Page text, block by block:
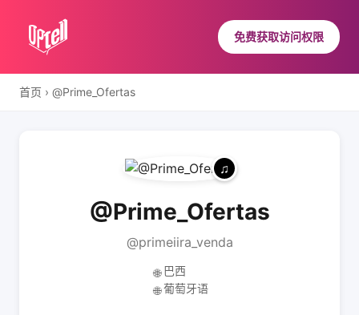
免费获取访问权限
首页 › @Prime_Ofertas
@Prime_Ofertas
@primeiira_venda
🌐 巴西
🌐 葡萄牙语